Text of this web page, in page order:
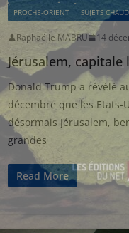
PROCHE-ORIENT
SUJETS
Raphaëlle MABRU 14
Jérusalem, capitale
Donald Trump a révélé
décembre que les Etats-
désormais Jérusalem,
grandes
Read More